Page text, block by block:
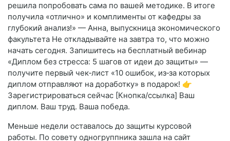
решила попробовать сама по вашей методике. В итоге
получила «отлично» и комплименты от кафедры за
глубокий анализ!» — Анна, выпускница экономического
факультета Не откладывайте на завтра то, что можно
начать сегодня. Запишитесь на бесплатный вебинар
«Диплом без стресса: 5 шагов от идеи до защиты» —
получите первый чек‑лист «10 ошибок, из‑за которых
диплом отправляют на доработку» в подарок! 👉
Зарегистрироваться сейчас [Кнопка/ссылка] Ваш
диплом. Ваш труд. Ваша победа.
Меньше недели оставалось до защиты курсовой
работы. По совету одногруппника зашла на сайт